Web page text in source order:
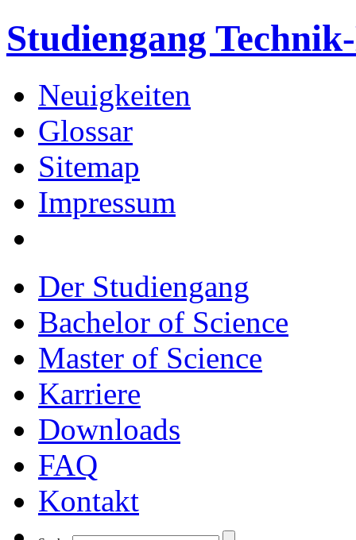
Studiengang
Neuigkeiten
Glossar
Sitemap
Impressum
Der Studiengang
Bachelor of Science
Master of Science
Karriere
Downloads
FAQ
Kontakt